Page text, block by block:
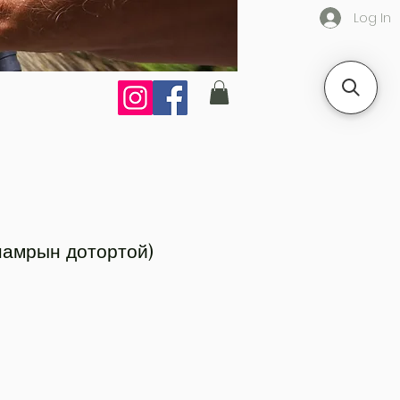
Log In
дотортой)